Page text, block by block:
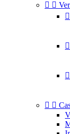
 



 